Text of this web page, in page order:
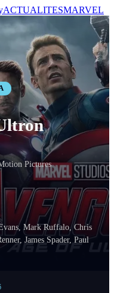
ACTUALITESMARVEL
Pictures
Mark Ruffalo, Chris
James Spader, Paul